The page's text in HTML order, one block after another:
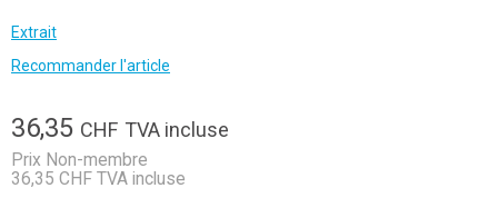
Extrait
Recommander l'article
36,35 CHF TVA incluse
Prix Non-membre
36,35 CHF TVA incluse